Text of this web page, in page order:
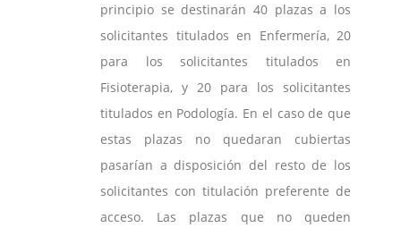
principio se destinarán 40 plazas a los
solicitantes titulados en Enfermería, 20
para los solicitantes titulados en
Fisioterapia, y 20 para los solicitantes
titulados en Podología. En el caso de que
estas plazas no quedaran cubiertas
pasarían a disposición del resto de los
solicitantes con titulación preferente de
acceso. Las plazas que no queden